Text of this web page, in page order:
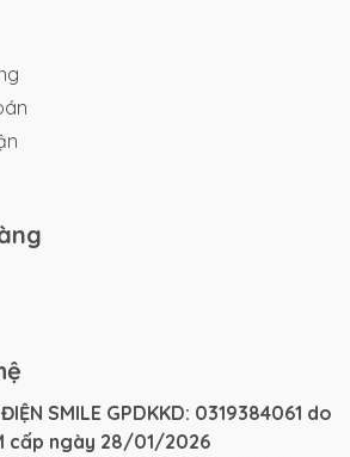
SMILE GPDKKD: 0319384061 do
cấp ngày 28/01/2026